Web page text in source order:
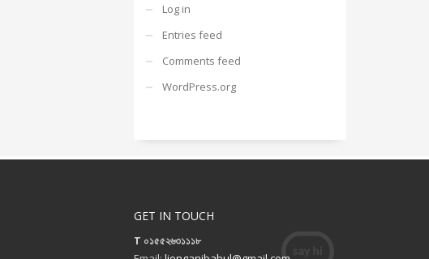
Log in
Entries feed
Comments feed
WordPress.org
GET IN TOUCH
T ০১৫৫২৬৩১১১৮